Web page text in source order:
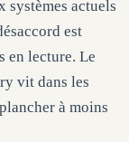
systèmes actuels
est
en lecture. Le
vit dans les
à moins